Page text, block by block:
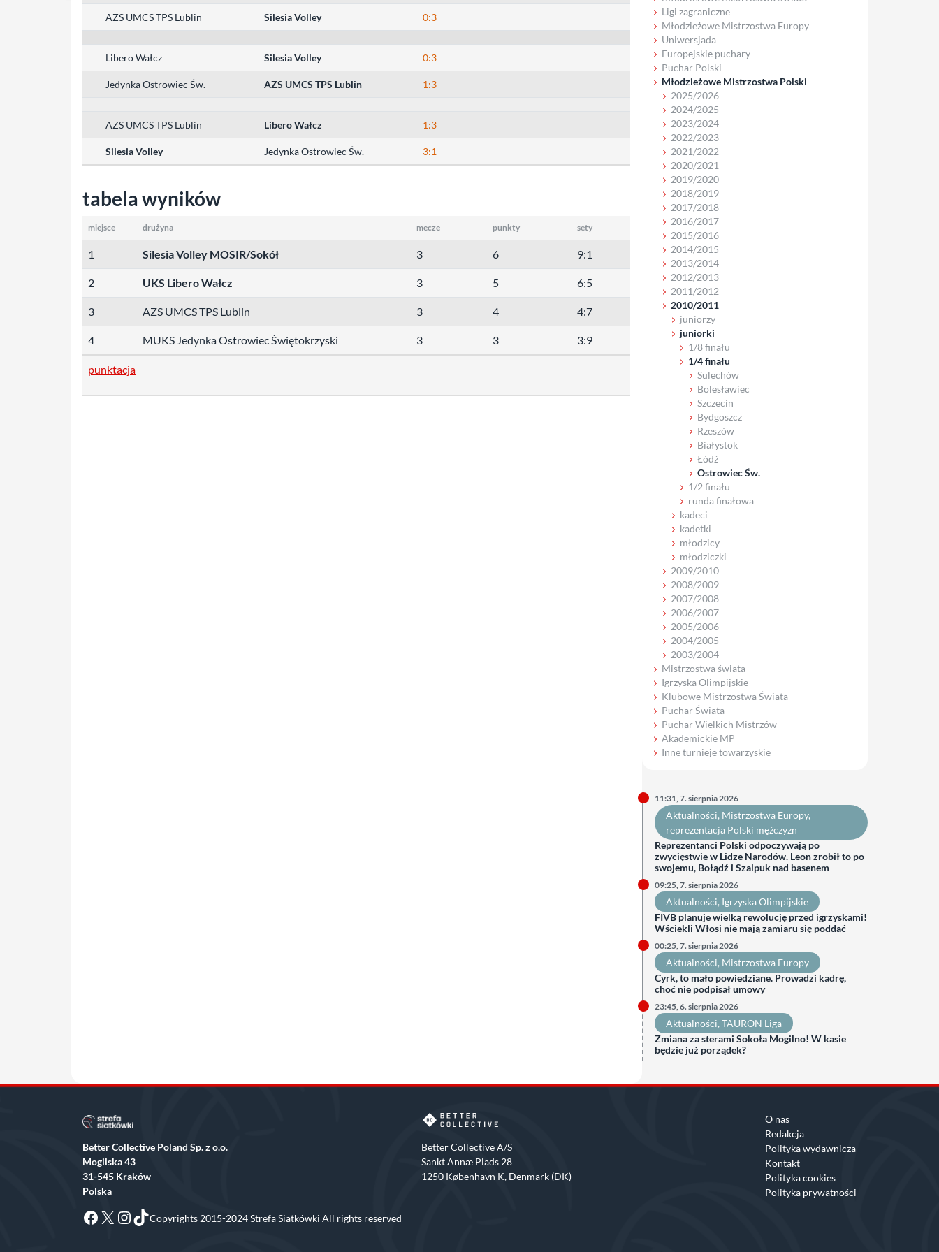
AZS UMCS TPS Lublin Silesia Volley 0:3
Libero Wałcz Silesia Volley 0:3
Jedynka Ostrowiec Św. AZS UMCS TPS Lublin 1:3
AZS UMCS TPS Lublin Libero Wałcz 1:3
Silesia Volley Jedynka Ostrowiec Św. 3:1
tabela wyników
miejsce drużyna mecze punkty sety
1 Silesia Volley MOSIR/Sokół 3 6 9:1
2 UKS Libero Wałcz 3 5 6:5
3 AZS UMCS TPS Lublin 3 4 4:7
4 MUKS Jedynka Ostrowiec Świętokrzyski 3 3 3:9
punktacja
Ligi zagraniczne
Młodzieżowe Mistrzostwa Europy
Uniwersjada
Europejskie puchary
Puchar Polski
Młodzieżowe Mistrzostwa Polski
2025/2026
2024/2025
2023/2024
2022/2023
2021/2022
2020/2021
2019/2020
2018/2019
2017/2018
2016/2017
2015/2016
2014/2015
2013/2014
2012/2013
2011/2012
2010/2011
juniorzy
juniorki
1/8 finału
1/4 finału
Sulechów
Bolesławiec
Szczecin
Bydgoszcz
Rzeszów
Białystok
Łódź
Ostrowiec Św.
1/2 finału
runda finałowa
kadeci
kadetki
młodzicy
młodziczki
2009/2010
2008/2009
2007/2008
2006/2007
2005/2006
2004/2005
2003/2004
Mistrzostwa świata
Igrzyska Olimpijskie
Klubowe Mistrzostwa Świata
Puchar Świata
Puchar Wielkich Mistrzów
Akademickie MP
Inne turnieje towarzyskie
11:31, 7. sierpnia 2026
Aktualności, Mistrzostwa Europy
reprezentacja Polski mężczyzn
Reprezentanci Polski odpoczywają po
zwycięstwie w Lidze Narodów. Leon zrobił to po
swojemu, Bołądź i Szalpuk nad basenem
09:25, 7. sierpnia 2026
Aktualności, Igrzyska Olimpijskie
FIVB planuje wielką rewolucję przed igrzyskami!
Wściekli Włosi nie mają zamiaru się poddać
00:25, 7. sierpnia 2026
Aktualności, Mistrzostwa Europy
Cyrk, to mało powiedziane. Prowadzi kadrę,
choć nie podpisał umowy
23:45, 6. sierpnia 2026
Aktualności, TAURON Liga
Zmiana za sterami Sokoła Mogilno! W kasie
będzie już porządek?
Better Collective Poland Sp. z o.o.
Mogilska 43
31-545 Kraków
Polska
Better Collective A/S
Sankt Annæ Plads 28
1250 København K, Denmark (DK)
O nas
Redakcja
Polityka wydawnicza
Kontakt
Polityka cookies
Polityka prywatności
Facebook
X Instagram
TikTok
Copyrights 2015-2024 Strefa Siatkówki All rights reserved